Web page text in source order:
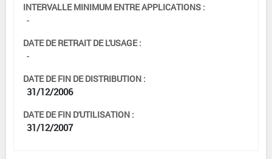
INTERVALLE MINIMUM ENTRE APPLICATIONS :
-
DATE DE RETRAIT DE L'USAGE :
-
DATE DE FIN DE DISTRIBUTION :
31/12/2006
DATE DE FIN D'UTILISATION :
31/12/2007